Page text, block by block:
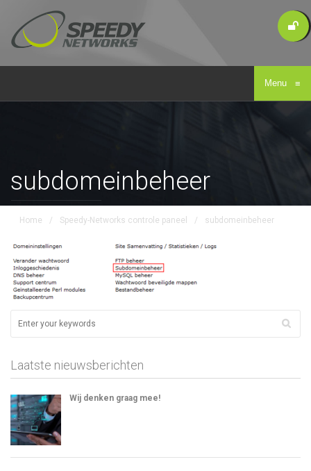
Menu ≡
subdomeinbeheer
Home / Speedy-Networks controle paneel / subdomeinbeheer
Laatste nieuwsberichten
Wij denken graag mee!